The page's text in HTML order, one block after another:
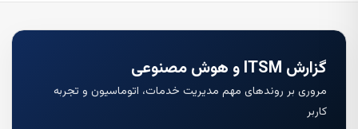
گزارش ITSM و هوش مصنوعی
مروری بر روندهای مهم مدیریت خدمات، اتوماسیون و تجربه
کاربر